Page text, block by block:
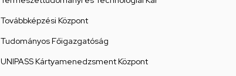
Továbbképzési Központ
Tudományos Főigazgatóság
UNIPASS Kártyamenedzsment Központ